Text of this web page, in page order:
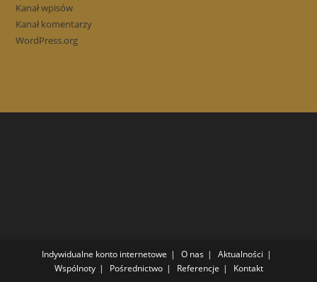
Kanał wpisów
Kanał komentarzy
WordPress.org
Indywidualne konto internetowe O nas
Aktualności
Wspólnoty
Pośrednictwo Referencje Kontakt